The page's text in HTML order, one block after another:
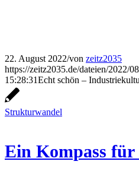
22. August 2022/von zeitz2035
https://zeitz2035.de/dateien/2022/
15:28:31Echt schön –
Strukturwandel
Ein Kompass für